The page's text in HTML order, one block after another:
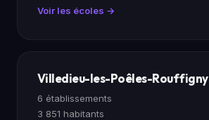
Voir les écoles →
Villedieu-les-Poêles-Rouffigny
6 établissements
3 851 habitants